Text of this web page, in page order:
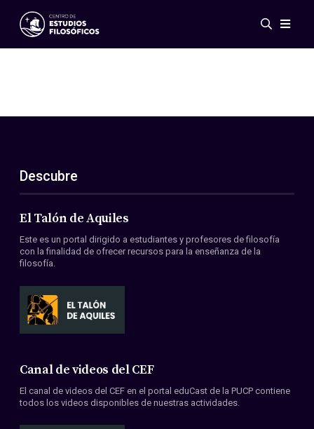
Eventos
ES
EN
Acerca de nosotros
Miembros
Convenios
Descubre
El Talón de Aquiles
Este es un portal dirigido a estudiantes y profesores de filosofía
con la finalidad de ofrecer recursos para la enseñanza de la
filosofía.
Canal de videos del CEF
El canal de videos del CEF en el portal eduCast de la PUCP contiene
todos los videos disponibles de nuestras actividades.